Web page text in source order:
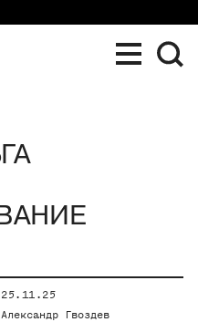
25.11.25
Александр Гвоздев